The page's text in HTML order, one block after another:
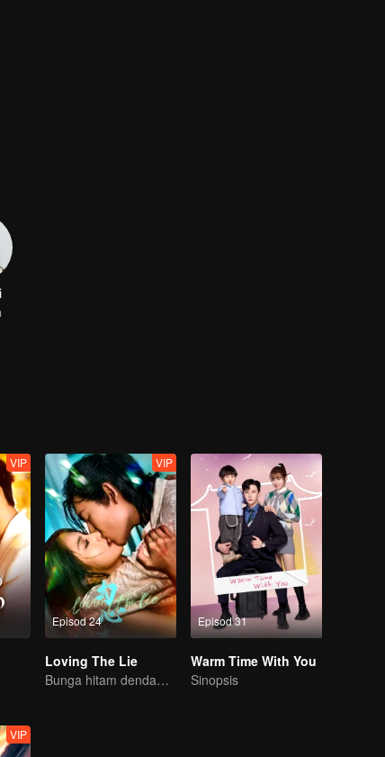
VIP
Episod 24
VIP
Loving The Lie
Bunga hitam dendam terperangkap cinta dengan pewaris nakal
Episod 31
Warm Time With You
Sinopsis
VIP